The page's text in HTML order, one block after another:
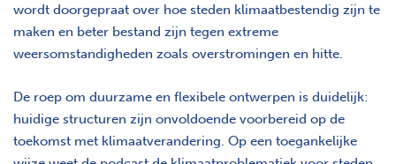
wordt doorgepraat over hoe steden klimaatbestendig zijn te
maken en beter bestand zijn tegen extreme
weersomstandigheden zoals overstromingen en hitte.
De roep om duurzame en flexibele ontwerpen is duidelijk:
huidige structuren zijn onvoldoende voorbereid op de
toekomst met klimaatverandering. Op een toegankelijke